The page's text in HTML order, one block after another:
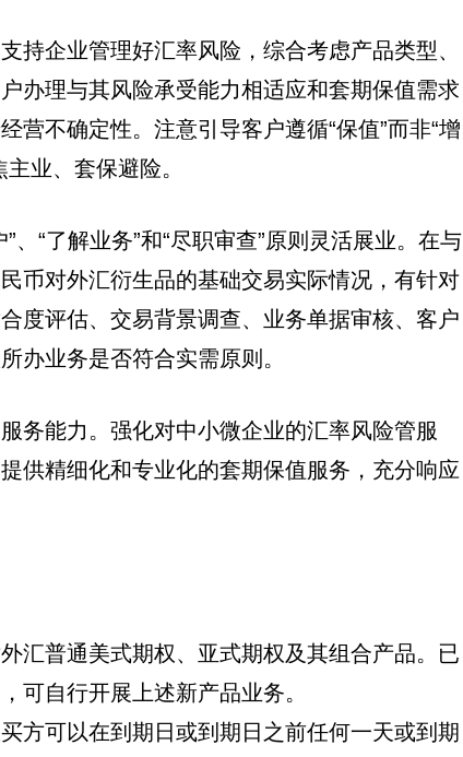
持企业管理好汇率风险，综合考虑产品类型、
办理与其风险承受能力相适应和套期保值需求
营不确定性。注意引导客户遵循“保值”而非“增
业、套保避险。
、“了解业务”和“尽职审查”原则灵活展业。在与
币对外汇衍生品的基础交易实际情况，有针对
度评估、交易背景调查、业务单据审核、客户
办业务是否符合实需原则。
务能力。强化对中小微企业的汇率风险管服
供精细化和专业化的套期保值服务，充分响应
汇普通美式期权、亚式期权及其组合产品。已
可自行开展上述新产品业务。
方可以在到期日或到期日之前任何一天或到期